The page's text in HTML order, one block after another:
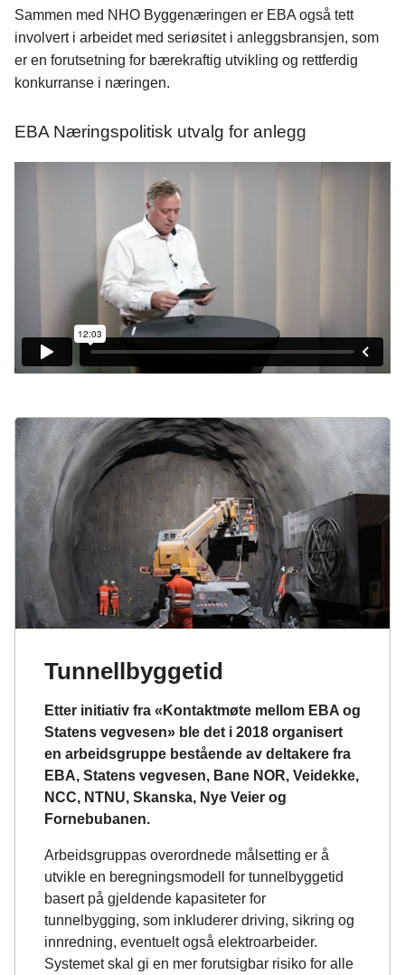
Sammen med NHO Byggenæringen er EBA også tett
involvert i arbeidet med seriøsitet i anleggsbransjen, som
er en forutsetning for bærekraftig utvikling og rettferdig
konkurranse i næringen.
EBA Næringspolitisk utvalg for anlegg
Tunnellbyggetid
Etter initiativ fra «Kontaktmøte mellom EBA og
Statens vegvesen» ble det i 2018 organisert
en arbeidsgruppe bestående av deltakere fra
EBA, Statens vegvesen, Bane NOR, Veidekke,
NCC, NTNU, Skanska, Nye Veier og
Fornebubanen.
Arbeidsgruppas overordnede målsetting er å
utvikle en beregningsmodell for tunnelbyggetid
basert på gjeldende kapasiteter for
tunnelbygging, som inkluderer driving, sikring og
innredning, eventuelt også elektroarbeider.
Systemet skal gi en mer forutsigbar risiko for alle